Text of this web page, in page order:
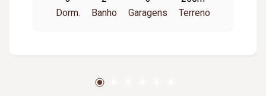
lavanderia.
Dorm.
Banho
Garagens
Terreno